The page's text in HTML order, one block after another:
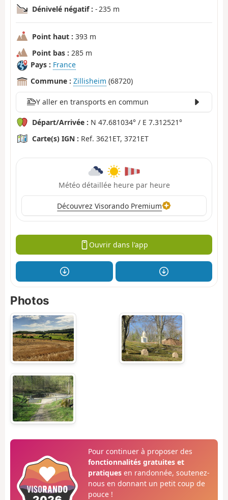
Dénivelé négatif : - 235 m
Point haut : 393 m
Point bas : 285 m
Pays : France
Commune : Zillisheim (68720)
Y aller en transports en commun
Départ/Arrivée : N 47.681034° / E 7.312521°
Carte(s) IGN : Ref. 3621ET, 3721ET
Météo détaillée heure par heure
Découvrez Visorando Premium
Ouvrir dans l'app
Photos
Pour continuer à proposer des
fonctionnalités gratuites et
pratiquesen randonnée, soutenez-
nous en donnant un petit coup de
pouce !